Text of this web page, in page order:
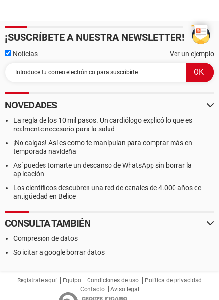
¡SUSCRÍBETE A NUESTRA NEWSLETTER!
Noticias Ver un ejemplo
NOVEDADES
La regla de los 10 mil pasos. Un cardiólogo explicó lo que es
realmente necesario para la salud
¡No caigas! Así es como te manipulan para comprar más en
temporada navideña
Así puedes tomarte un descanso de WhatsApp sin borrar la
aplicación
Los científicos descubren una red de canales de 4.000 años de
antigüedad en Belice
CONSULTA TAMBIÉN
Compresion de datos
Solicitar a google borrar datos
Regístrate aquí Equipo Condiciones de uso
Política de privacidad
Contacto
Aviso legal